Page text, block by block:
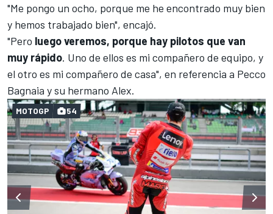
"Me pongo un ocho, porque me he encontrado muy bien
y hemos trabajado bien", encajó.
"Pero luego veremos, porque hay pilotos que van
muy rápido. Uno de ellos es mi compañero de equipo, y
el otro es mi compañero de casa", en referencia a Pecco
Bagnaia y su hermano Alex.
MOTOGP 54